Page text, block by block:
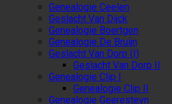
Genealogie Ceelen
Geslacht Van Dijck
Genealogie Boertgen
Genealogie De Bruijn
Geslacht Van Dorp (I)
Geslacht Van Dorp II
Genealogie Clip I
Genealogie Clip II
Genealogie Geeresteyn